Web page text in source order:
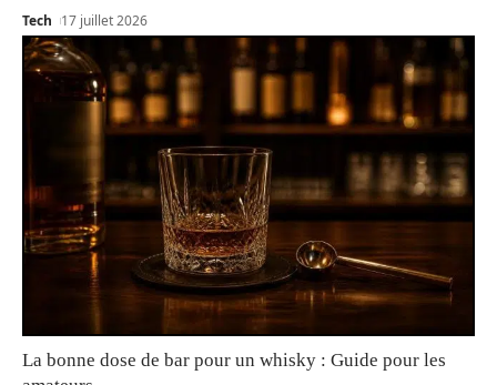
Tech 17 juillet 2026
La bonne dose de bar pour un whisky : Guide pour les